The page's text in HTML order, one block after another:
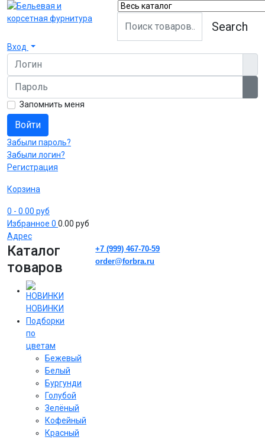
Search
Вход
Логин
Пароль
Запомнить меня
Войти
Забыли пароль?
Забыли логин?
Регистрация
Корзина
0 - 0.00 руб
Избранное 0 0.00 руб
Адрес
Каталог
товаров
НОВИНКИ
Подборки
по
цветам
Бежевый
Белый
Бургунди
Голубой
Зелёный
Кофейный
Красный
+7 (999) 467-70-59
order@forbra.ru